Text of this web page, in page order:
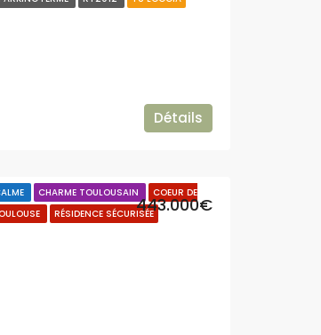
Détails
CHARME TOULOUSAIN
COEUR DE
RÉSIDENCE SÉCURISÉE443.000€